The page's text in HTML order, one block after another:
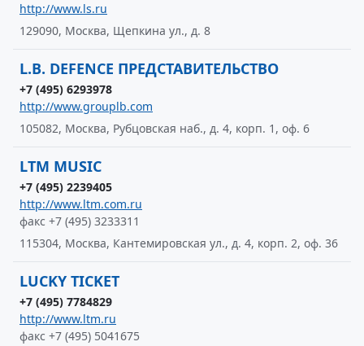
http://www.ls.ru
129090, Москва, Щепкина ул., д. 8
L.B. DEFENCE ПРЕДСТАВИТЕЛЬСТВО
+7 (495) 6293978
http://www.grouplb.com
105082, Москва, Рубцовская наб., д. 4, корп. 1, оф. 6
LTM MUSIC
+7 (495) 2239405
http://www.ltm.com.ru
факс +7 (495) 3233311
115304, Москва, Кантемировская ул., д. 4, корп. 2, оф. 36
LUCKY TICKET
+7 (495) 7784829
http://www.ltm.ru
факс +7 (495) 5041675